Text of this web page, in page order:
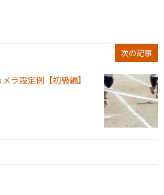
次の記事
ラ設定例【初級編】